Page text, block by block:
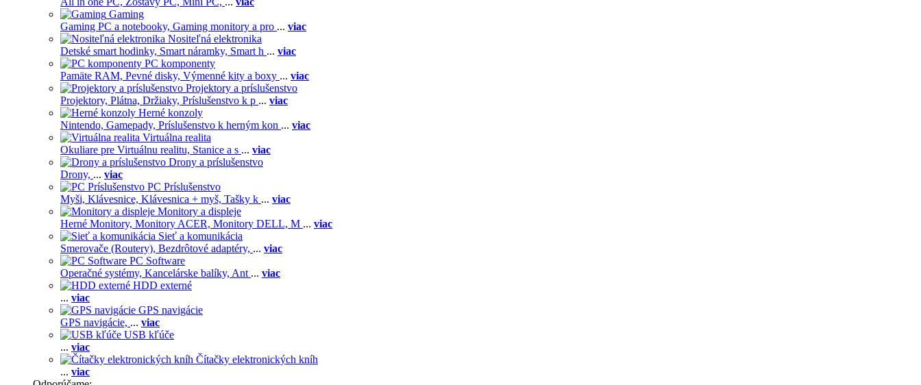
Gaming
Gaming PC a notebooky, Gaming monitory a pro ... viac
Nositeľná elektronika
Detské smart hodinky, Smart náramky, Smart h ... viac
PC komponenty
Pamäte RAM, Pevné disky, Výmenné kity a boxy ... viac
Projektory a príslušenstvo
Projektory, Plátna, Držiaky, Príslušenstvo k p ... viac
Herné konzoly
Nintendo, Gamepady, Príslušenstvo k herným kon ... viac
Virtuálna realita
Okuliare pre Virtuálnu realitu, Stanice a s ... viac
Drony a príslušenstvo
Drony, ... viac
PC Príslušenstvo
Myši, Klávesnice, Klávesnica + myš, Tašky k ... viac
Monitory a displeje
Herné Monitory, Monitory ACER, Monitory DELL, M ... viac
Sieť a komunikácia
Smerovače (Routery), Bezdrôtové adaptéry, ... viac
PC Software
Operačné systémy, Kancelárske balíky, Ant ... viac
HDD externé
... viac
GPS navigácie
GPS navigácie, ... viac
USB kľúče
... viac
Čítačky elektronických kníh
... viac